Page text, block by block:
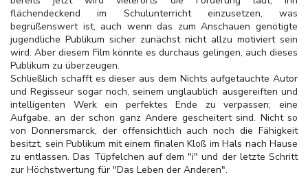
flächendeckend im Schulunterricht einzusetzen, was
begrüßenswert ist, auch wenn das zum Anschauen genötigte
jugendliche Publikum sicher zunächst nicht allzu motiviert sein
wird. Aber diesem Film könnte es durchaus gelingen, auch dieses
Publikum zu überzeugen.
Schließlich schafft es dieser aus dem Nichts aufgetauchte Autor
und Regisseur sogar noch, seinem unglaublich ausgereiften und
intelligenten Werk ein perfektes Ende zu verpassen; eine
Aufgabe, an der schon ganz Andere gescheitert sind. Nicht so
von Donnersmarck, der offensichtlich auch noch die Fähigkeit
besitzt, sein Publikum mit einem finalen Kloß im Hals nach Hause
zu entlassen. Das Tüpfelchen auf dem "i" und der letzte Schritt
zur Höchstwertung für "Das Leben der Anderen".